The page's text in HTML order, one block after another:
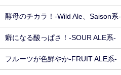
酵母のチカラ！-Wild Ale、Saison系-
癖になる酸っぱさ！-SOUR ALE系-
フルーツが色鮮やか-FRUIT ALE系-